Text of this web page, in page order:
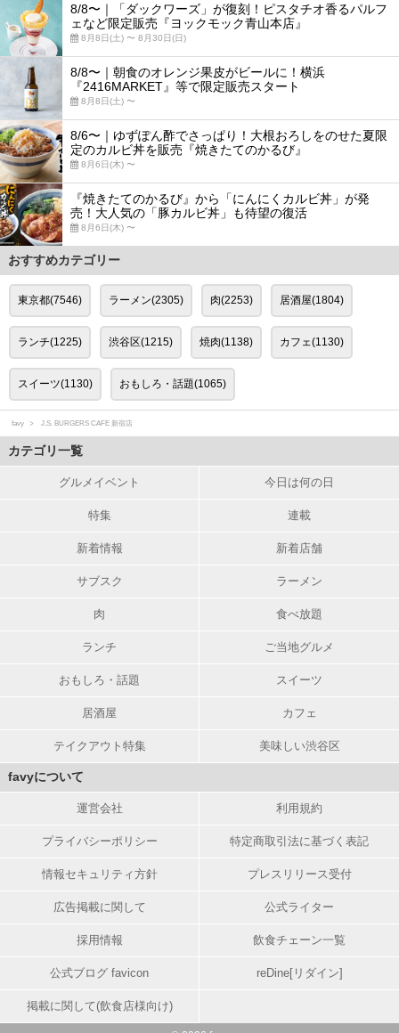
8/8〜｜「ダックワーズ」が復刻！ピスタチオ香るパルフ
ェなど限定販売『ヨックモック青山本店』
8月8日(土) 〜 8月30日(日)
8/8〜｜朝食のオレンジ果皮がビールに！横浜
『2416MARKET』等で限定販売スタート
8月8日(土) 〜
8/6〜｜ゆずぽん酢でさっぱり！大根おろしをのせた夏限
定のカルビ丼を販売『焼きたてのかるび』
8月6日(木) 〜
『焼きたてのかるび』から「にんにくカルビ丼」が発
売！大人気の「豚カルビ丼」も待望の復活
8月6日(木) 〜
おすすめカテゴリー
東京都(7546) ラーメン(2305) 肉(2253) 居酒屋(1804)
ランチ(1225) 渋谷区(1215) 焼肉(1138) カフェ(1130)
スイーツ(1130) おもしろ・話題(1065)
favy J.S. BURGERS CAFE 新宿店
カテゴリ一覧
グルメイベント 今日は何の日
特集 連載
新着情報 新着店舗
サブスク ラーメン
肉 食べ放題
ランチ ご当地グルメ
おもしろ・話題 スイーツ
居酒屋 カフェ
テイクアウト特集 美味しい渋谷区
favyについて
運営会社 利用規約
プライバシーポリシー 特定商取引法に基づく表記
情報セキュリティ方針 プレスリリース受付
広告掲載に関して 公式ライター
採用情報 飲食チェーン一覧
公式ブログ favicon reDine[リダイン]
掲載に関して(飲食店様向け)